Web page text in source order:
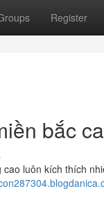
Register
bắc
luôn kích thích